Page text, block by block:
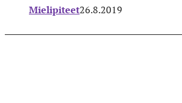
Mielipiteet26.8.2019